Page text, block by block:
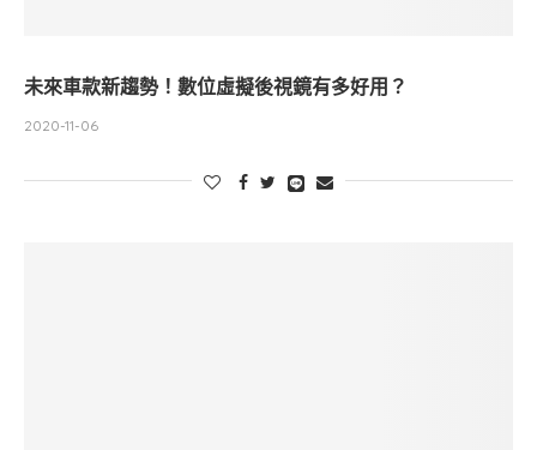
未來車款新趨勢！數位虛擬後視鏡有多好用？
2020-11-06